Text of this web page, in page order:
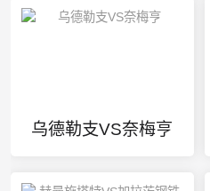
乌德勒支VS奈梅亨